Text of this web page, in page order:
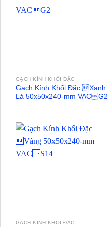
GẠCH KÍNH KHỐI ĐẶC
Gạch Kính Khối Đặc Xanh
Lá 50x50x240-mm VACG2
GẠCH KÍNH KHỐI ĐẶC